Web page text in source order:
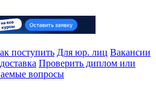
поступить Для юр. лиц Вакансии
Проверить диплом или
вопросы